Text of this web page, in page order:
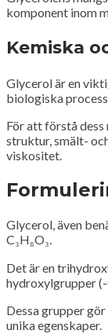
komponent inom
Kemiska
Glycerol är en
biologiska
För att förstå
struktur, smält-
viskositet.
Glycerol, även
C₃H₈O₃.
Det är en
hydroxylgrupper
Dessa grupper
unika egenskaper.